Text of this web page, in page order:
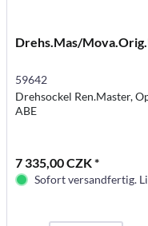
Drehs.Mas/
59642
Drehsockel Ren.Master,
ABE
7 335,00 CZK *
Sofort versandfertig.